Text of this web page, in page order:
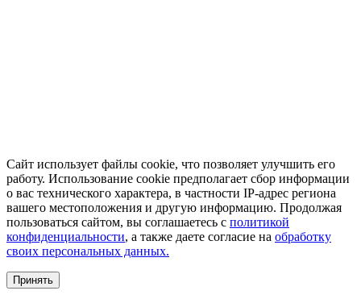
Сайт использует файлы cookie, что позволяет улучшить его
работу. Использование cookie предполагает сбор информации
о вас технического характера, в частности IP-адрес региона
вашего местоположения и другую информацию. Продолжая
пользоваться сайтом, вы соглашаетесь с политикой
конфиденциальности, а также даете согласие на обработку
своих персональных данных.
Принять